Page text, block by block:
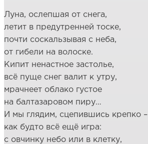
Луна, ослепшая от снега,
летит в предутренней тоске,
почти соскальзывая с неба,
от гибели на волоске.
Кипит ненастное застолье,
всё пуще снег валит к утру,
мрачнеет облако густое
на балтазаровом пиру…
И мы глядим, сцепившись крепко –
как будто всё ещё игра:
с овчинку небо или в клетку,